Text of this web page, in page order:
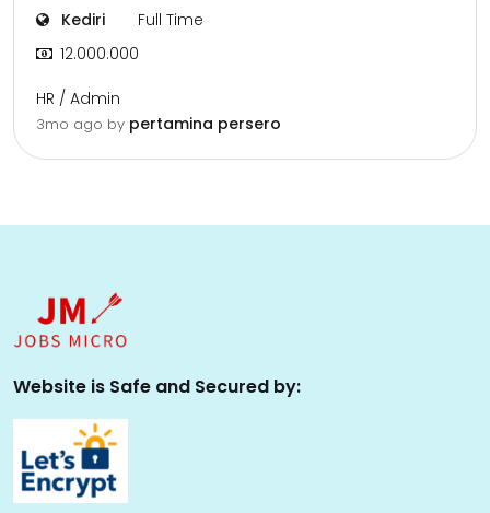
Kediri
Full Time
12.000.000
HR / Admin
3mo ago by pertamina persero
Website is Safe and Secured by: